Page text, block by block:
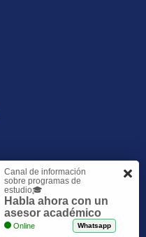
Canal de información
sobre programas de
estudio🎓
Habla ahora con un
asesor académico
Online Whatsapp